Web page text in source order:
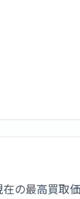
の最高買